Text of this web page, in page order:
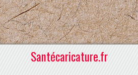
Santécaricature.fr